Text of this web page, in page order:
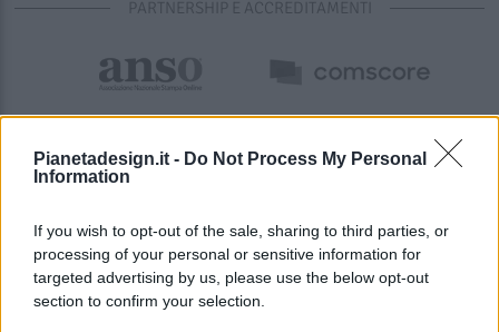
Pianetadesign.it - Do Not Process My Personal
Information
If you wish to opt-out of the sale, sharing to third parties, or
processing of your personal or sensitive information for
targeted advertising by us, please use the below opt-out
section to confirm your selection.
PARTNERSHIP E ACCREDITAMENTI
© 2026 - Pianeta Design - P.IVA 04827280654 - Testata
Registrata Al Tribunale Di Nocera Inferiore N. 8/2020 - RG N.